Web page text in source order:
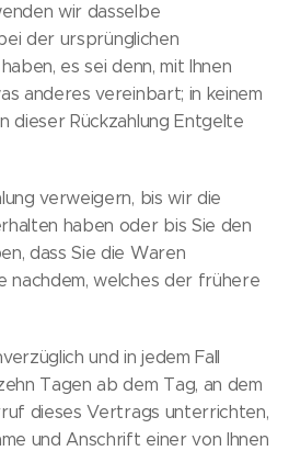
wir dasselbe
der ursprünglichen
es sei denn, mit Ihnen
anderes vereinbart; in keinem
dieser Rückzahlung Entgelte
verweigern, bis wir die
haben oder bis Sie den
dass Sie die Waren
nachdem, welches der frühere
und in jedem Fall
Tagen ab dem Tag, an dem
dieses Vertrags unterrichten,
und Anschrift einer von Ihnen